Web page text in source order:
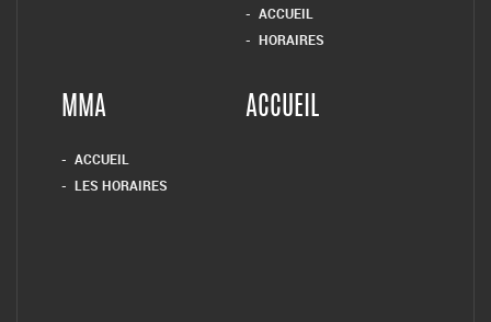
ACCUEIL
HORAIRES
MMA
ACCUEIL
LES HORAIRES
ACCUEIL